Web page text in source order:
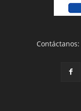
Contáctanos: